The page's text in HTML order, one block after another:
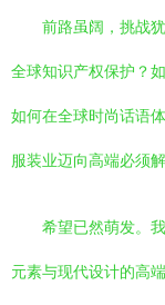
前路虽阔，挑战
全球知识产权保护？
如何在全球时尚话语
服装业迈向高端必须解
希望已然萌发。
元素与现代设计的高